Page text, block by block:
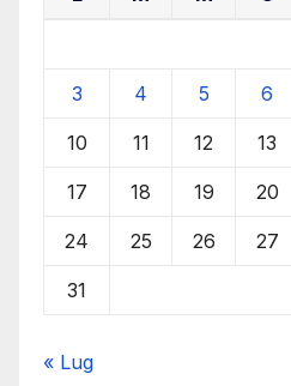
3 4 5 6
10 11 12 13
17 18 19 20
24 25 26 27
31
« Lug